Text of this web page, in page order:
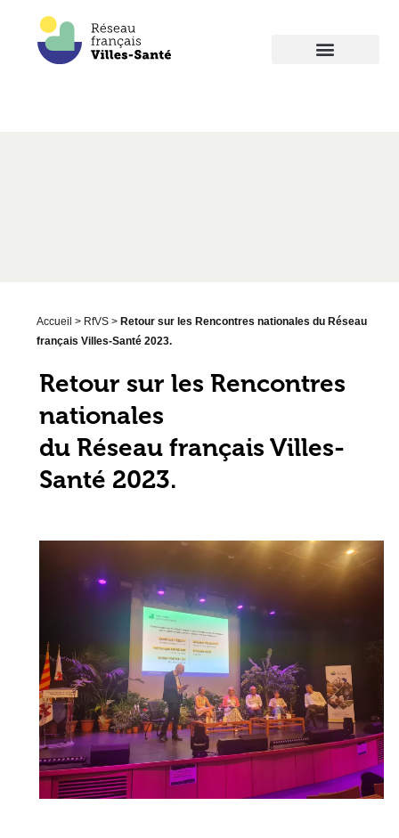
Accueil > RfVS> Retour sur les Rencontres nationales du Réseau
français Villes-Santé 2023.
Retour sur les Rencontres
nationales
du Réseau français Villes-
Santé 2023.